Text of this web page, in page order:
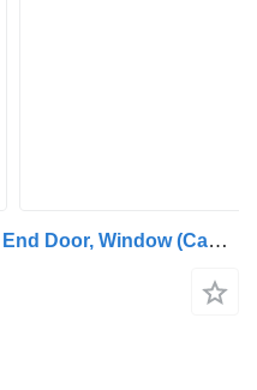
12' x 7' Container, Side Door, End Door, Window (Cannot Be